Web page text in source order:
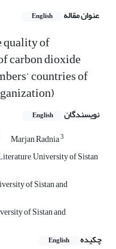
عنوان مقاله English
quality of
carbon dioxide
countries of
نویسندگان English
Marjan Radnia3
University of Sistan
of Sistan and
of Sistan and
چکیده
English